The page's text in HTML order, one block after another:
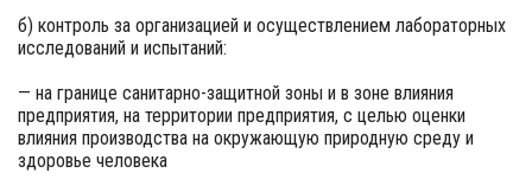
б) контроль за организацией и осуществлением лабораторных
исследований и испытаний:
— на границе санитарно-защитной зоны и в зоне влияния
предприятия, на территории предприятия, с целью оценки
влияния производства на окружающую природную среду и
здоровье человека